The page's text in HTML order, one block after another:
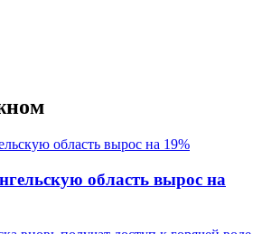
область вырос на